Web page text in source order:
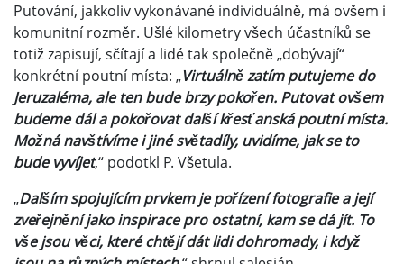
Putování, jakkoliv vykonávané individuálně, má ovšem i
komunitní rozměr. Ušlé kilometry všech účastníků se
totiž zapisují, sčítají a lidé tak společně „dobývají“
konkrétní poutní místa: „Virtuálně zatím putujeme do
Jeruzaléma, ale ten bude brzy pokořen. Putovat ovšem
budeme dál a pokořovat další křesťanská poutní místa.
Možná navštívíme i jiné světadíly, uvidíme, jak se to
bude vyvíjet,“ podotkl P. Všetula.
„Dalším spojujícím prvkem je pořízení fotografie a její
zveřejnění jako inspirace pro ostatní, kam se dá jít. To
vše jsou věci, které chtějí dát lidi dohromady, i když